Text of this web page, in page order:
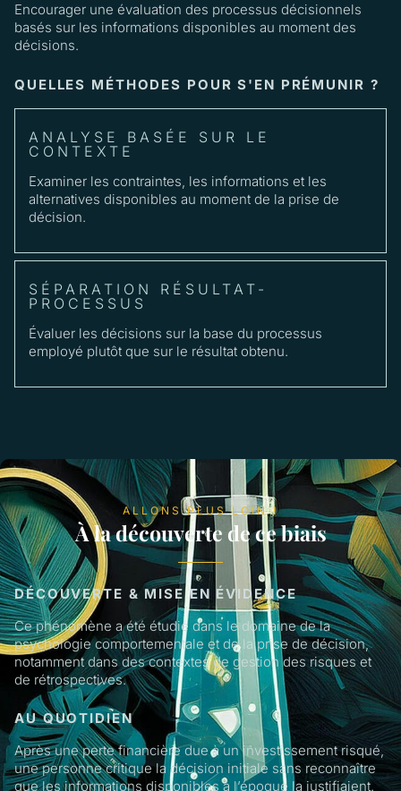
Encourager une évaluation des processus décisionnels
basés sur les informations disponibles au moment des
décisions.
QUELLES MÉTHODES POUR S'EN PRÉMUNIR ?
ANALYSE BASÉE SUR LE
CONTEXTE
Examiner les contraintes, les informations et les
alternatives disponibles au moment de la prise de
décision.
SÉPARATION RÉSULTAT-
PROCESSUS
Évaluer les décisions sur la base du processus
employé plutôt que sur le résultat obtenu.
ALLONS PLUS LOIN !
À la découverte de ce biais
DÉCOUVERTE & MISE EN ÉVIDENCE
Ce phénomène a été étudié dans le domaine de la
psychologie comportementale et de la prise de décision,
notamment dans des contextes de gestion des risques et
de rétrospectives.
AU QUOTIDIEN
Après une perte financière due à un investissement risqué,
une personne critique la décision initiale sans reconnaître
que les informations disponibles à l’époque la justifiaient.